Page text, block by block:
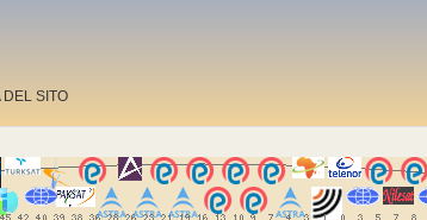
DEL SITO